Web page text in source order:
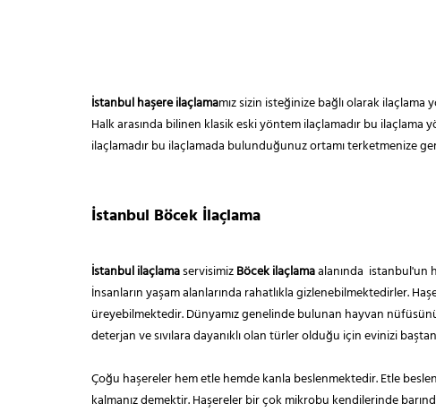
İstanbul haşere ilaçlamamız sizin isteğinize bağlı olarak
Halk arasında bilinen klasik eski yöntem ilaçlamadır bu
ilaçlamadır bu ilaçlamada bulunduğunuz ortamı terketmenize
İstanbul Böcek İlaçlama
İstanbul ilaçlamaservisimizBöcek ilaçlamaalanında istanbul'un
İnsanların yaşam alanlarında rahatlıkla gizlenebilmektedirler.
üreyebilmektedir. Dünyamız genelinde bulunan hayvan
deterjan ve sıvılara dayanıklı olan türler olduğu için evinizi
Çoğu haşereler hem etle hemde kanla beslenmektedir. Etle
kalmanız demektir. Haşereler bir çok mikrobu kendilerinde